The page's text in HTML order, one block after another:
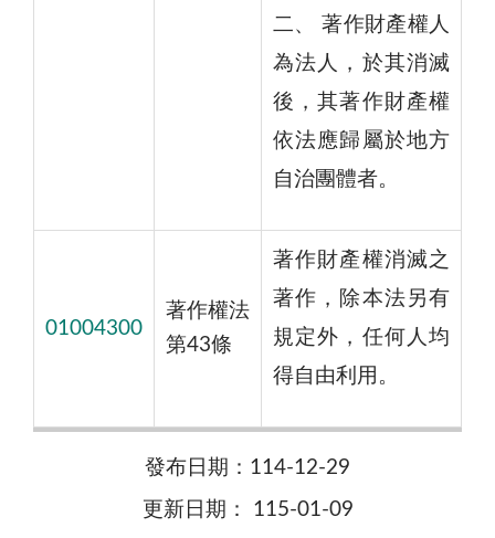
二、 著作財產權人
為法人，於其消滅
後，其著作財產權
依法應歸屬於地方
自治團體者。
01004300
著作權法
第43條
著作財產權消滅之
著作，除本法另有
規定外，任何人均
得自由利用。
發布日期：114-12-29
更新日期： 115-01-09